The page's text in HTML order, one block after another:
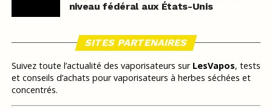
niveau fédéral aux États-Unis
SITES PARTENAIRES
Suivez toute l’actualité des vaporisateurs sur LesVapos, tests
et conseils d’achats pour vaporisateurs à herbes séchées et
concentrés.